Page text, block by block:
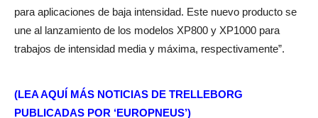
para aplicaciones de baja intensidad. Este nuevo producto se
une al lanzamiento de los modelos XP800 y XP1000 para
trabajos de intensidad media y máxima, respectivamente”.
(LEA AQUÍ MÁS NOTICIAS DE TRELLEBORG
PUBLICADAS POR ‘EUROPNEUS’)